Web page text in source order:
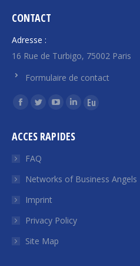
CONTACT
Adresse :
16 Rue de Turbigo, 75002 Paris
Formulaire de contact
Find us on:
Facebook
opens
window
Twitter
opens
in
window
YouTube
opens
window
Linkedin
opens
window
Euroquity
window
ACCES RAPIDES
FAQ
Networks of Business Angels
Imprint
Privacy Policy
Site Map